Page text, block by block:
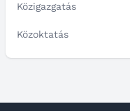
Közigazgatás
Közoktatás